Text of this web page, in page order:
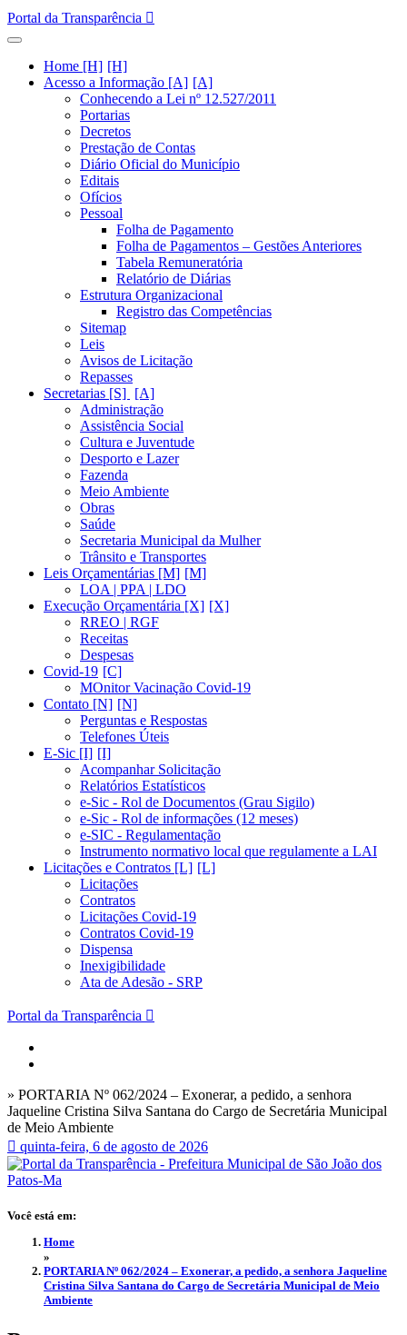
Portal da Transparência
Home [H]
Acesso a Informação [A]
Conhecendo a Lei nº 12.527/2011
Portarias
Decretos
Prestação de Contas
Diário Oficial do Município
Editais
Ofícios
Pessoal
Folha de Pagamento
Folha de Pagamentos – Gestões Anteriores
Tabela Remuneratória
Relatório de Diárias
Estrutura Organizacional
Registro das Competências
Sitemap
Leis
Avisos de Licitação
Repasses
Secretarias [S]
Administração
Assistência Social
Cultura e Juventude
Desporto e Lazer
Fazenda
Meio Ambiente
Obras
Saúde
Secretaria Municipal da Mulher
Trânsito e Transportes
Leis Orçamentárias [M]
LOA | PPA | LDO
Execução Orçamentária [X]
RREO | RGF
Receitas
Despesas
Covid-19
MOnitor Vacinação Covid-19
Contato [N]
Perguntas e Respostas
Telefones Úteis
E-Sic [I]
Acompanhar Solicitação
Relatórios Estatísticos
e-Sic - Rol de Documentos (Grau Sigilo)
e-Sic - Rol de informações (12 meses)
e-SIC - Regulamentação
Instrumento normativo local que regulamente a LAI
Licitações e Contratos [L]
Licitações
Contratos
Licitações Covid-19
Contratos Covid-19
Dispensa
Inexigibilidade
Ata de Adesão - SRP
Portal da Transparência
» PORTARIA Nº 062/2024 – Exonerar, a pedido, a senhora
Jaqueline Cristina Silva Santana do Cargo de Secretária Municipal
de Meio Ambiente
quinta-feira, 6 de agosto de 2026
Você está em:
Home
»
PORTARIA Nº 062/2024 – Exonerar, a pedido, a senhora Jaqueline
Cristina Silva Santana do Cargo de Secretária Municipal de Meio
Ambiente